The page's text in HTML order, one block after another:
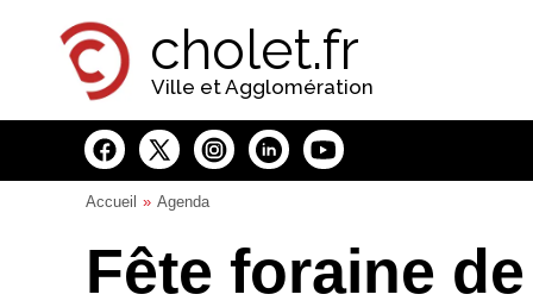
cholet.fr
Ville et Agglomération
Accueil Agenda
Fête foraine